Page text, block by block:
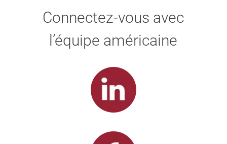
Connectez-vous avec
l’équipe américaine